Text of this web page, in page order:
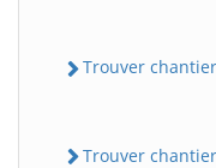
Trouver
Trouver chantier